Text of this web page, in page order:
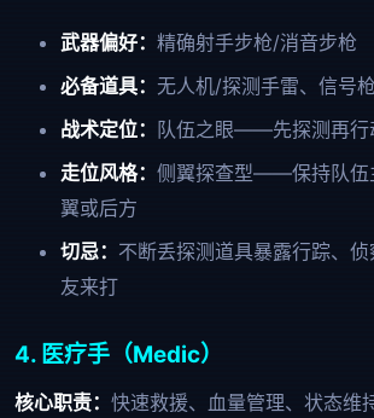
武器偏好： 精确射手步枪/消音步枪
必备道具： 无人机/探测手雷、信号
战术定位： 队伍之眼——先探测再行
走位风格： 侧翼探查型——保持队伍
翼或后方
切忌： 不断丢探测道具暴露行踪、
友来打
4. 医疗手（Medic）
核心职责： 快速救援、血量管理、状态维